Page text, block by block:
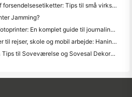
Håndskrift vs. udskrivning af forsendelsesetiketter: Tips til små virksomheder i 2026
Jamming?
Sådan vælger du en lommefotoprinter: En komplet guide til journaling, rejser og iPhone-brugere
Bedste blækfri bærbar printer til rejser, skole og mobil arbejde: Hanin MT620 Pro anmeldelse
Mini Foto Væglayout Ideer & Tips til Soveværelse og Sovesal Dekoration